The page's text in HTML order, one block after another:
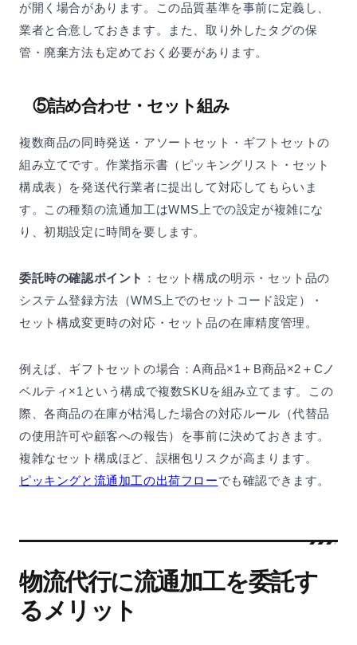
が開く場合があります。この品質基準を事前に定義し、
業者と合意しておきます。また、取り外したタグの保
管・廃棄方法も定めておく必要があります。
⑤詰め合わせ・セット組み
複数商品の同時発送・アソートセット・ギフトセットの
組み立てです。作業指示書（ピッキングリスト・セット
構成表）を発送代行業者に提出して対応してもらいま
す。この種類の流通加工はWMS上での設定が複雑にな
り、初期設定に時間を要します。
委託時の確認ポイント ：セット構成の明示・セット品の
システム登録方法（WMS上でのセットコード設定）・
セット構成変更時の対応・セット品の在庫精度管理。
例えば、ギフトセットの場合：A商品×1＋B商品×2＋Cノ
ベルティ×1という構成で複数SKUを組み立てます。この
際、各商品の在庫が枯渇した場合の対応ルール（代替品
の使用許可や顧客への報告）を事前に決めておきます。
複雑なセット構成ほど、誤梱包リスクが高まります。
ピッキングと流通加工の出荷フローでも確認できます。
物流代行に流通加工を委託す
るメリット